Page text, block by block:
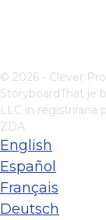
© 2026 - Clever
StoryboardThat je
LLC in registrirana
ZDA
English
Español
Français
Deutsch